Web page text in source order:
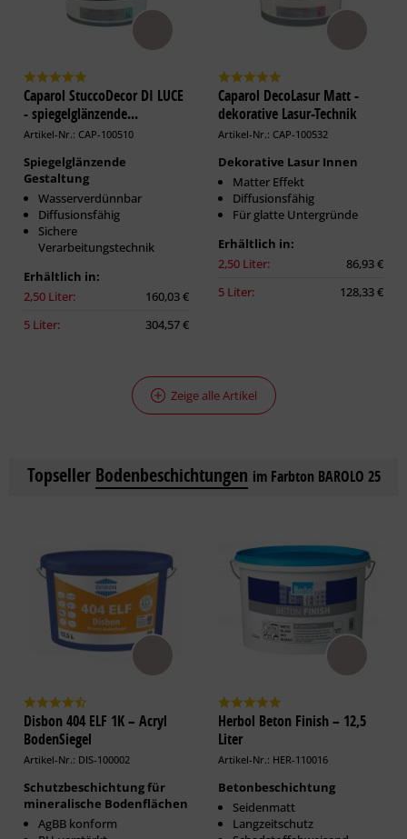
Caparol StuccoDecor DI LUCE
- spiegelglänzende...
Artikel-Nr.: CAP-100510
Spiegelglänzende
Gestaltung
Wasserverdünnbar
Diffusionsfähig
Sichere
Verarbeitungstechnik
Erhältlich in:
2,50 Liter:
160,03 €
5 Liter:
304,57 €
Caparol DecoLasur Matt -
dekorative Lasur-Technik
Artikel-Nr.: CAP-100532
Dekorative Lasur Innen
Matter Effekt
Diffusionsfähig
Für glatte Untergründe
Erhältlich in:
2,50 Liter:
86,93 €
5 Liter:
128,33 €
Zeige alle Artikel
Topseller Bodenbeschichtungen im Farbton BAROLO 25
Disbon 404 ELF 1K – Acryl
BodenSiegel
Artikel-Nr.: DIS-100002
Schutzbeschichtung für
mineralische Bodenflächen
AgBB konform
Herbol Beton Finish – 12,5
Liter
Artikel-Nr.: HER-110016
Betonbeschichtung
Seidenmatt
Langzeitschutz